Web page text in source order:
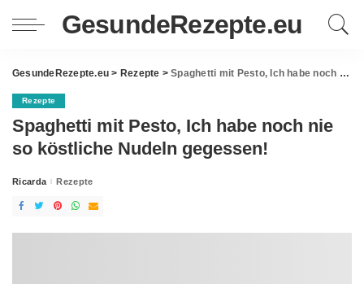
GesundeRezepte.eu
GesundeRezepte.eu > Rezepte >Spaghetti mit Pesto, Ich habe noch nie so köstliche Nudeln gegessen!
Rezepte
Spaghetti mit Pesto, Ich habe noch nie
so köstliche Nudeln gegessen!
Posted
Ricarda Rezepte